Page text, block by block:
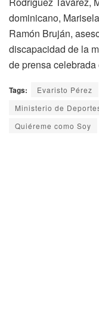
dominicano,
Ramón Bruján,
discapacidad de la
de prensa
Tags: Evaristo Pérez
Ministerio de
Quiéreme como Soy